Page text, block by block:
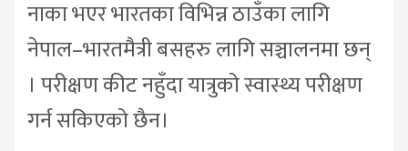
नाका भएर भारतका विभिन्न ठाउँका लागि
नेपाल–भारतमैत्री बसहरु लागि सञ्चालनमा छन्
। परीक्षण कीट नहुँदा यात्रुको स्वास्थ्य परीक्षण
गर्न सकिएको छैन।